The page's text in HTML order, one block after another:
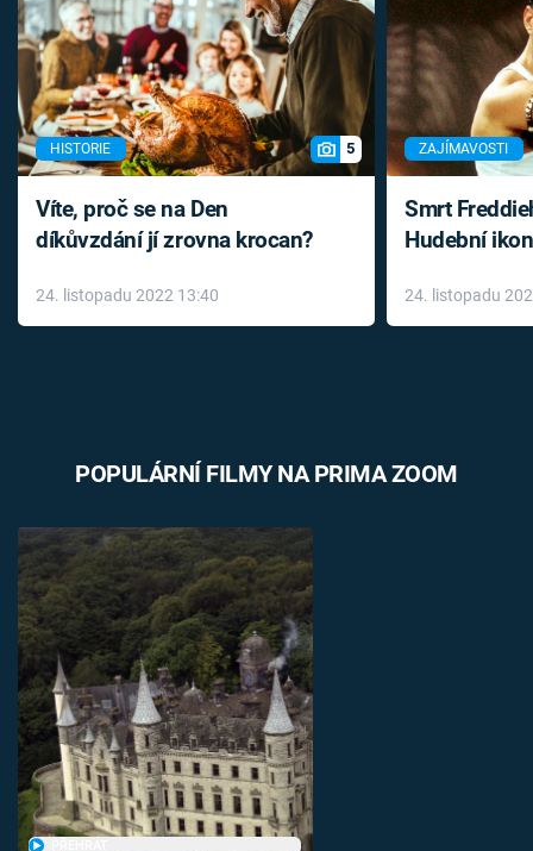
HISTORIE 5
Víte, proč se na Den
díkůvzdání jí zrovna krocan?
24. listopadu 2022 13:40
ZAJÍMAVOSTI
Smrt
Hudební
léky
24. listopadu
POPULÁRNÍ FILMY NA PRIMA ZOOM